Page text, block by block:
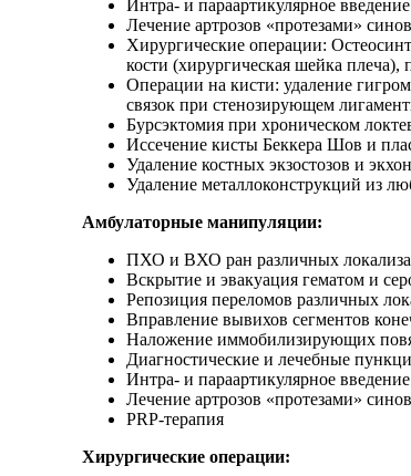
Интра- и параартикулярное
Лечение артрозов «протезами»
Хирургические операции:
кости (хирургическая шейка плеча),
Операции на кисти: удаление
связок при стенозирующем
Бурсэктомия при хроническом
Иссечение кисты Беккера Шов и
Удаление костных экзостозов и
Удаление металлоконструкций из
Амбулаторные манипуляции:
ПХО и ВХО ран различных
Вскрытие и эвакуация гематом и
Репозиция переломов различных
Вправление вывихов сегментов
Наложение иммобилизирующих
Диагностические и лечебные
Интра- и параартикулярное
Лечение артрозов «протезами»
PRP-терапия
Хирургические операции: